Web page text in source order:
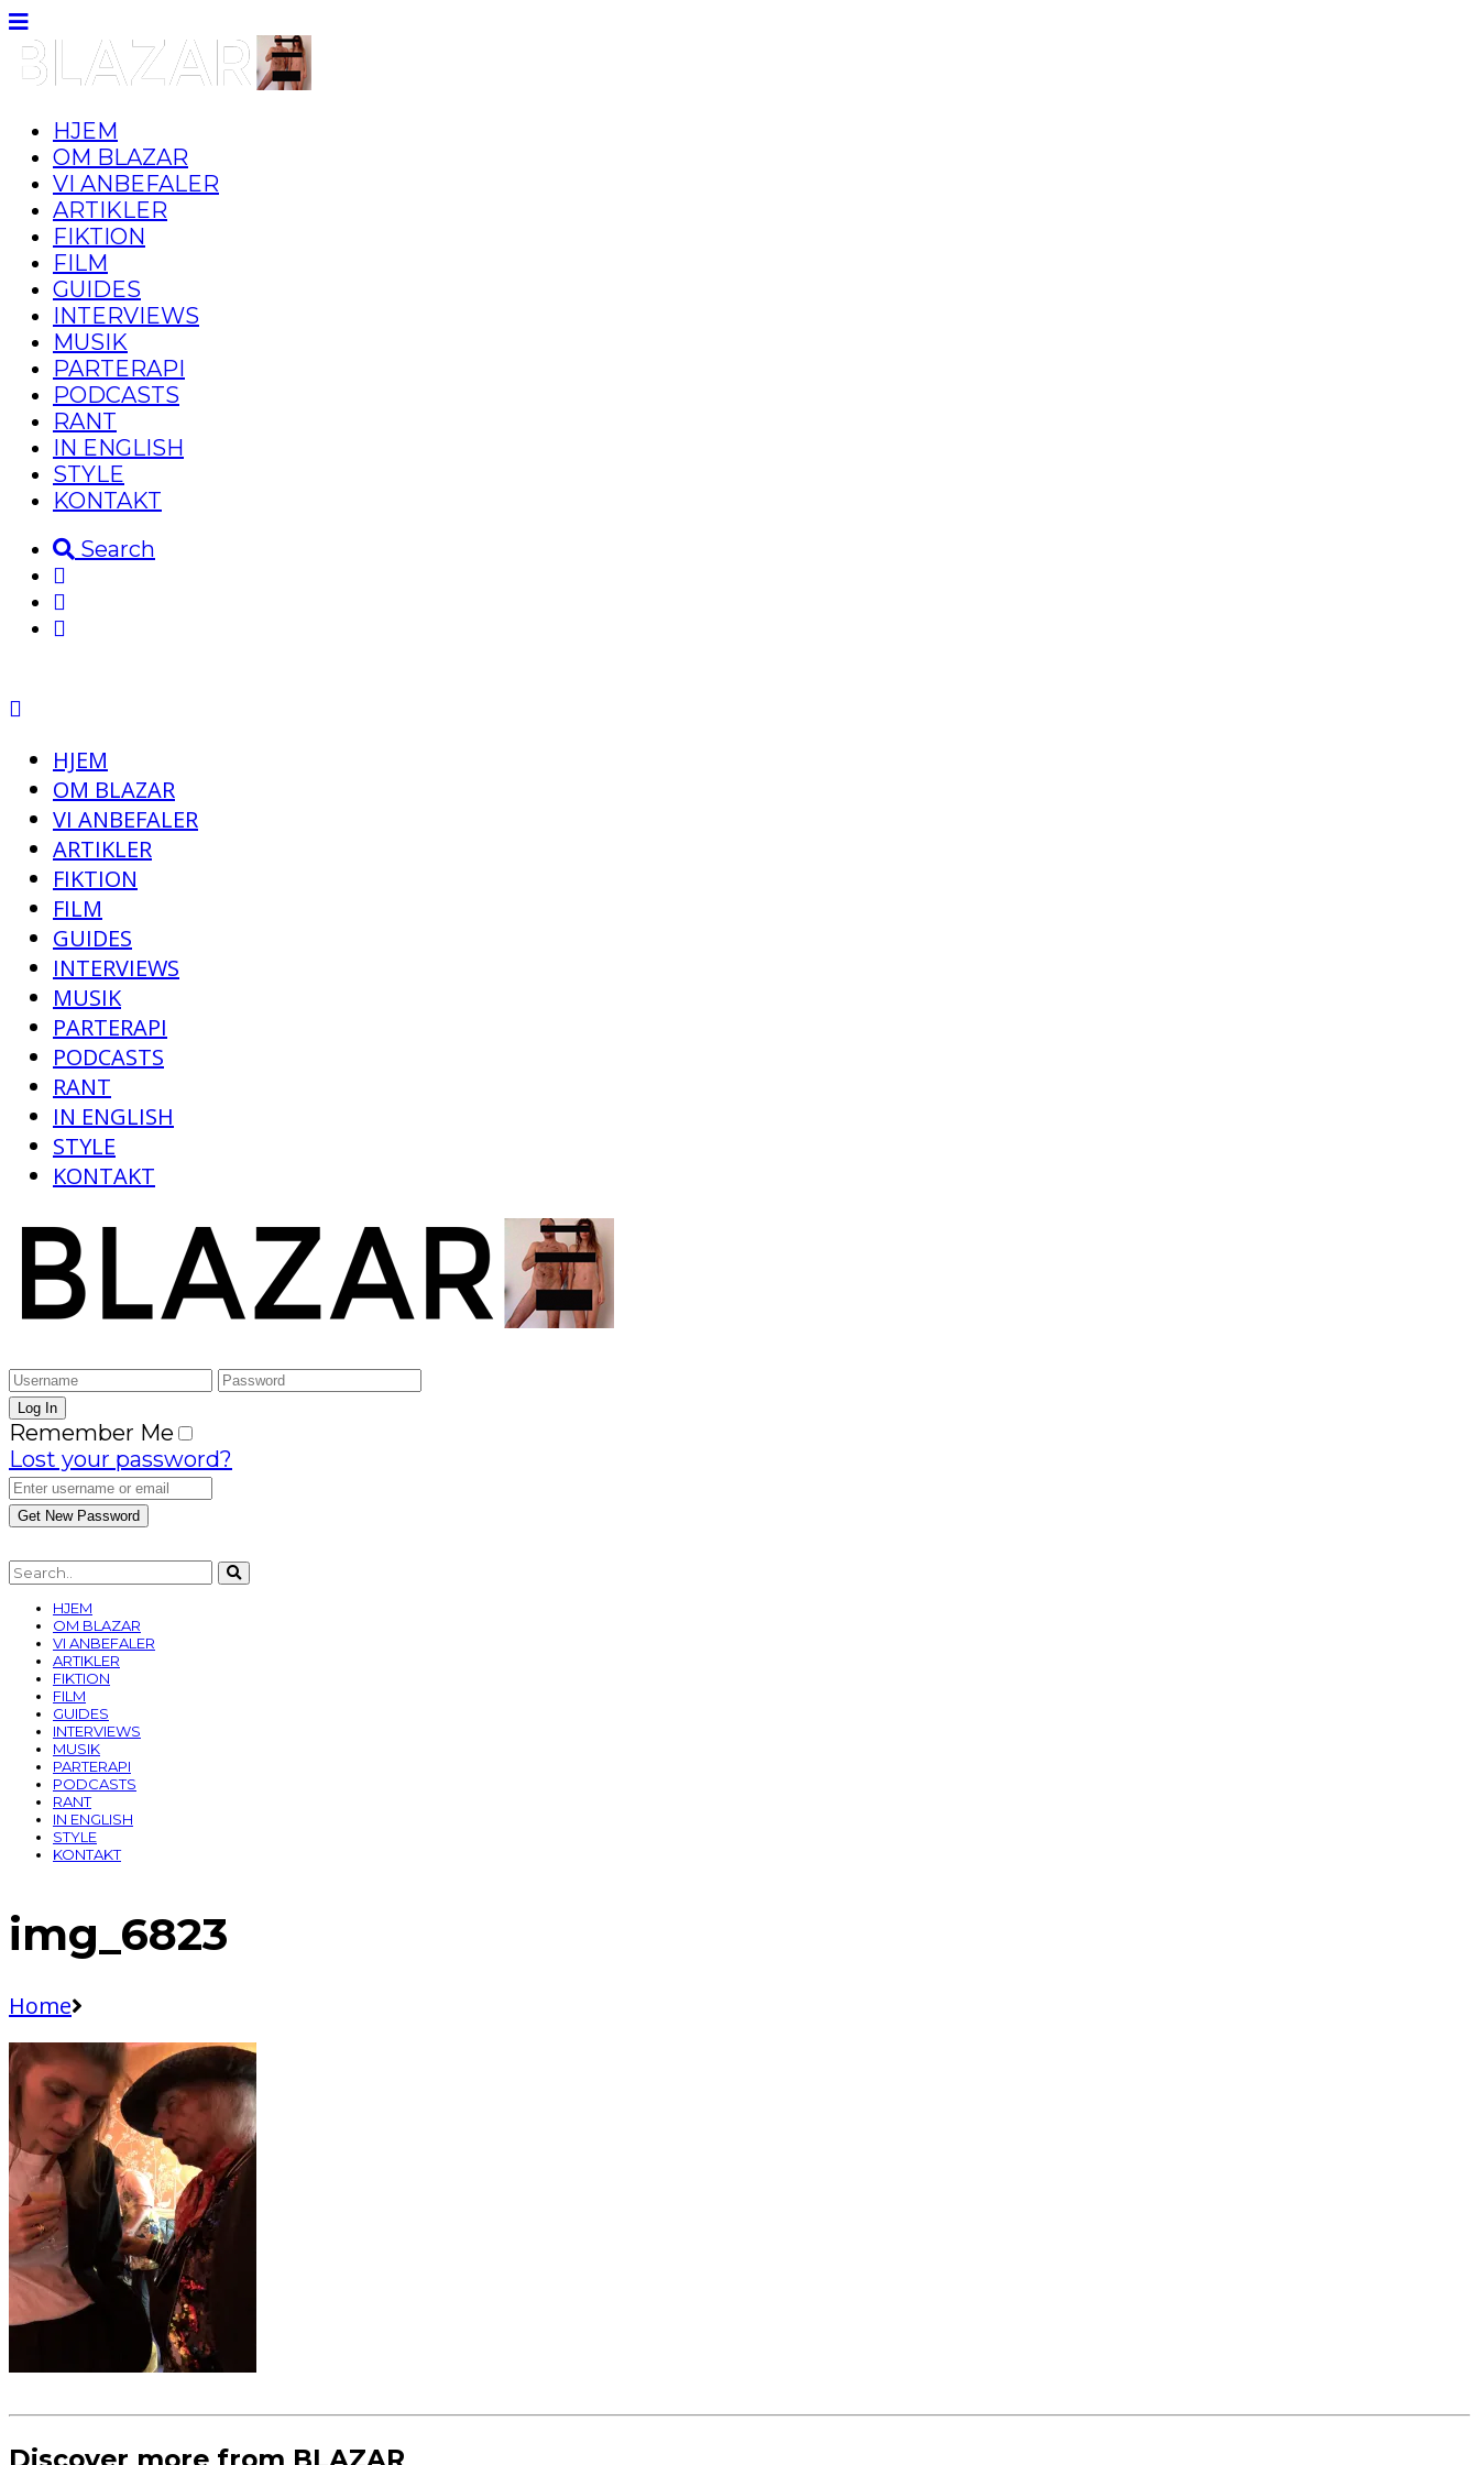
HJEM
OM BLAZAR
VI ANBEFALER
ARTIKLER
FIKTION
FILM
GUIDES
INTERVIEWS
MUSIK
PARTERAPI
PODCASTS
RANT
IN ENGLISH
STYLE
KONTAKT
Search
HJEM
OM BLAZAR
VI ANBEFALER
ARTIKLER
FIKTION
FILM
GUIDES
INTERVIEWS
MUSIK
PARTERAPI
PODCASTS
RANT
IN ENGLISH
STYLE
KONTAKT
Remember Me
Lost your password?
HJEM
OM BLAZAR
VI ANBEFALER
ARTIKLER
FIKTION
FILM
GUIDES
INTERVIEWS
MUSIK
PARTERAPI
PODCASTS
RANT
IN ENGLISH
STYLE
KONTAKT
img_6823
Home
Discover more from BLAZAR